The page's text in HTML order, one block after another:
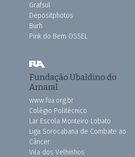
Grafsul
Depositphotos
Burh
Pink do Bem OSSEL
Fundação Ubaldino do
Amaral
www.fua.org.br
Colégio Politécnico
Lar Escola Monteiro Lobato
Liga Sorocabana de Combate ao
Câncer
Vila dos Velhinhos